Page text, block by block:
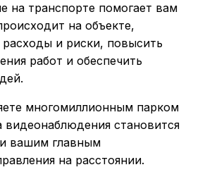
на транспорте помогает вам
на объекте,
и риски, повысить
работ и обеспечить
многомиллионным парком
видеонаблюдения становится
вашим главным
на расстоянии.